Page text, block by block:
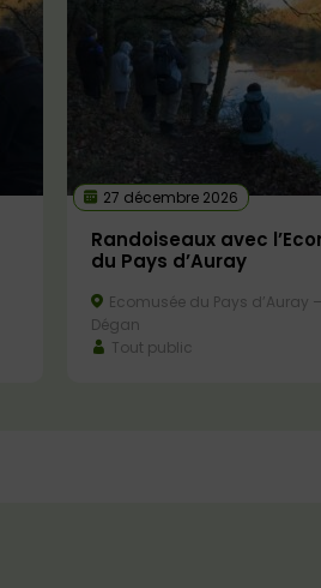
27 décembre 2026
Randoiseaux avec
du Pays d’Auray
Ecomusée du Pays d’Auray
Dégan
Tout public